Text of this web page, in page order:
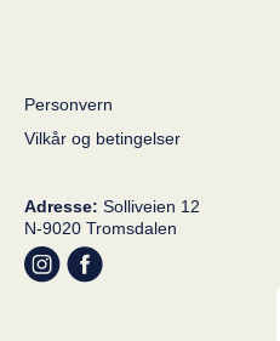
Personvern
Vilkår og betingelser
Adresse: Solliveien 12
N-9020 Tromsdalen